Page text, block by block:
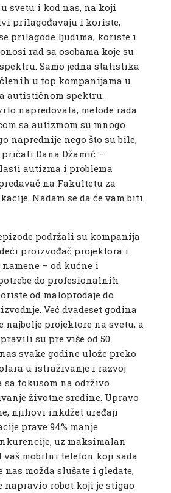
svetu i kod nas, na koji
prilagođavaju i koriste,
prilagode ljudima, koriste i
rad sa osobama koje su
Samo jedna statistika
u top kompanijama u
autističnom spektru.
napredovala, metode rada
sa autizmom su mnogo
naprednije nego što su bile,
pričati Dana Džamić –
autizma i problema
na Fakultetu za
Nadam se da će vam biti
podržali su kompanija
proizvođač projektora i
namene – od kućne i
do profesionalnih
od maloprodaje do
Već dvadeset godina
najbolje projektore na svetu, a
su pre više od 50
svake godine ulože preko
u istraživanje i razvoj
fokusom na održivo
životne sredine. Upravo
njihovi inkdžet uređaji
prave 94% manje
uz maksimalan
mobilni telefon koji sada
nas možda slušate i gledate,
napravio robot koji je stigao